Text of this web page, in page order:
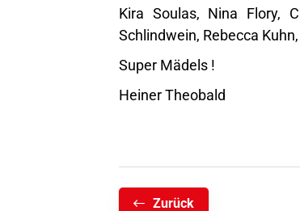
Kira Soulas, Nina Flory,
Schlindwein, Rebecca
Super Mädels !
Heiner Theobald
Zurück